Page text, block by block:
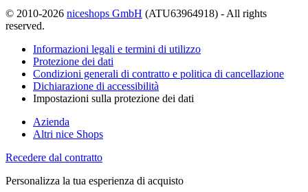
© 2010-2026 niceshops GmbH (ATU63964918) - All rights
reserved.
Informazioni legali e termini di utilizzo
Protezione dei dati
Condizioni generali di contratto e politica di cancellazione
Dichiarazione di accessibilità
Impostazioni sulla protezione dei dati
Azienda
Altri nice Shops
Recedere dal contratto
Personalizza la tua esperienza di acquisto